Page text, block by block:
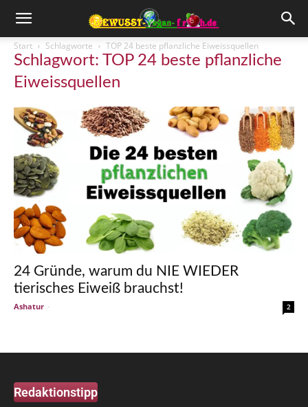
Start Schlagworte TOP 24 beste pflanzliche Eiweissquellen
Schlagwort: TOP 24 beste pflanzliche
Eiweissquellen
24 Gründe, warum du NIE WIEDER
tierisches Eiweiß brauchst!
Ashatur - 2
Redaktionstipp